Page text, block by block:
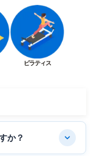
ピラティス
か？